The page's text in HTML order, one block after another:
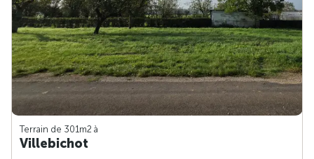
Terrain de 301m2 à
Villebichot